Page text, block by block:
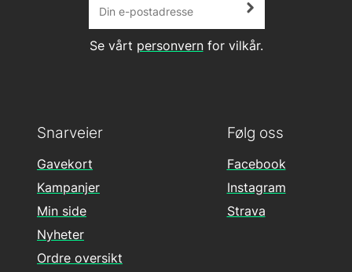
Se vårt personvernfor vilkår.
Følg oss
Facebook
Instagram
Strava
Snarveier
Gavekort
Kampanjer
Min side
Nyheter
Ordre oversikt